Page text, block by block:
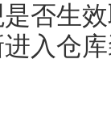
否生
入仓